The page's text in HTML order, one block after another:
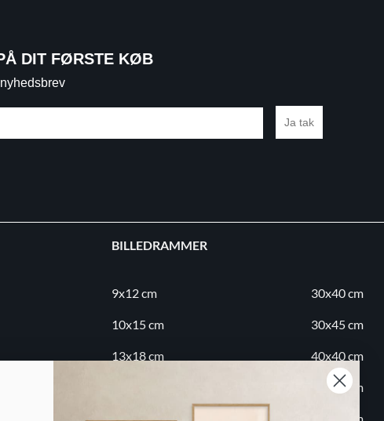
DIT FØRSTE KØB
Ja tak
BILLEDRAMMER
9x12 cm
10x15 cm
13x18 cm
20x20 cm
30x40 cm
30x45 cm
40x40 cm
40x50 cm
50x70 cm